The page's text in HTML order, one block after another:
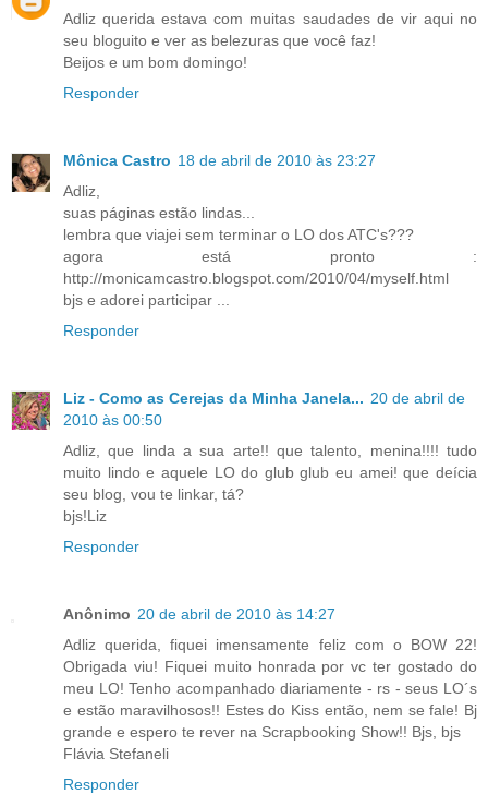
Adliz querida estava com muitas saudades de vir aqui no
seu bloguito e ver as belezuras que você faz!
Beijos e um bom domingo!
Responder
Mônica Castro 18 de abril de 2010 às 23:27
Adliz,
suas páginas estão lindas...
lembra que viajei sem terminar o LO dos ATC's???
agora está pronto :
http://monicamcastro.blogspot.com/2010/04/myself.html
bjs e adorei participar ...
Responder
Liz - Como as Cerejas da Minha Janela... 20 de abril de
2010 às 00:50
Adliz, que linda a sua arte!! que talento, menina!!!! tudo
muito lindo e aquele LO do glub glub eu amei! que deícia
seu blog, vou te linkar, tá?
bjs!Liz
Responder
Anônimo 20 de abril de 2010 às 14:27
Adliz querida, fiquei imensamente feliz com o BOW 22!
Obrigada viu! Fiquei muito honrada por vc ter gostado do
meu LO! Tenho acompanhado diariamente - rs - seus LO´s
e estão maravilhosos!! Estes do Kiss então, nem se fale! Bj
grande e espero te rever na Scrapbooking Show!! Bjs, bjs
Flávia Stefaneli
Responder